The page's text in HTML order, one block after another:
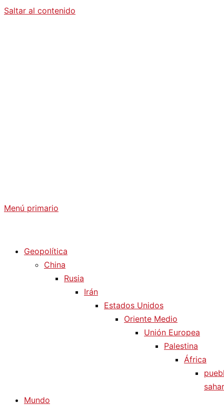
Saltar al contenido
Menú primario
Geopolítica
China
Rusia
Irán
Estados Unidos
Oriente Medio
Unión Europea
Palestina
África
Mundo